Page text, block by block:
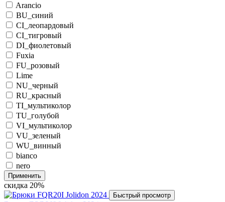
Arancio
BU_синий
CI_леопардовый
CI_тигровый
DI_фиолетовый
Fuxia
FU_розовый
Lime
NU_черный
RU_красный
TI_мультиколор
TU_голубой
VI_мультиколор
VU_зеленый
WU_винный
bianco
nero
Применить
скидка 20%
Быстрый просмотр